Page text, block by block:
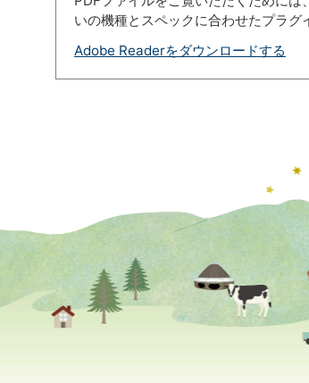
いの機種とスペックに合わせたプラグ
Adobe Readerをダウンロードする